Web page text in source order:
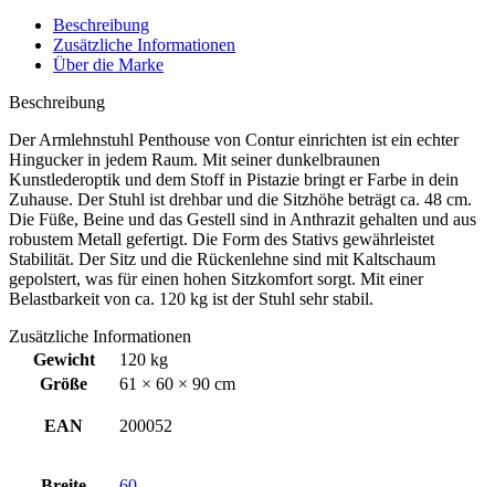
Beschreibung
Zusätzliche Informationen
Über die Marke
Beschreibung
Der Armlehnstuhl Penthouse von Contur einrichten ist ein echter
Hingucker in jedem Raum. Mit seiner dunkelbraunen
Kunstlederoptik und dem Stoff in Pistazie bringt er Farbe in dein
Zuhause. Der Stuhl ist drehbar und die Sitzhöhe beträgt ca. 48 cm.
Die Füße, Beine und das Gestell sind in Anthrazit gehalten und aus
robustem Metall gefertigt. Die Form des Stativs gewährleistet
Stabilität. Der Sitz und die Rückenlehne sind mit Kaltschaum
gepolstert, was für einen hohen Sitzkomfort sorgt. Mit einer
Belastbarkeit von ca. 120 kg ist der Stuhl sehr stabil.
Zusätzliche Informationen
Gewicht
120 kg
Größe
61 × 60 × 90 cm
EAN 200052